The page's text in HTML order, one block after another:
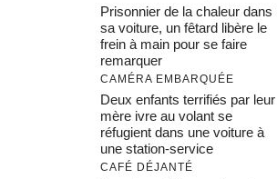
Prisonnier de la chaleur dans
sa voiture, un fêtard libère le
frein à main pour se faire
remarquer
CAMÉRA EMBARQUÉE
Deux enfants terrifiés par leur
mère ivre au volant se
réfugient dans une voiture à
une station-service
CAFÉ DÉJANTÉ